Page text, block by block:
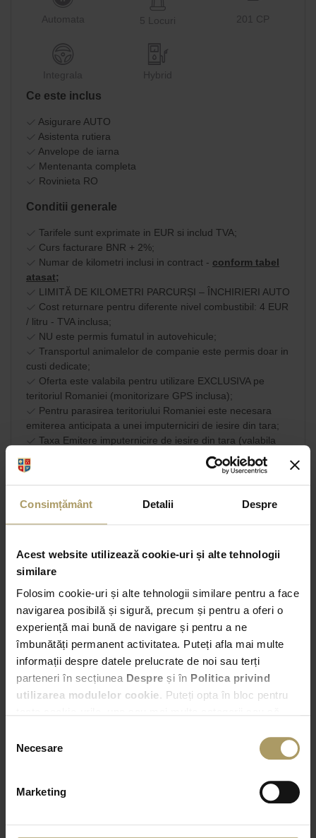
Consimțământ Detalii Despre
Acest website utilizează cookie-uri și alte tehnologii
similare
Folosim cookie-uri și alte tehnologii similare pentru a face
navigarea posibilă și sigură, precum și pentru a oferi o
experiență mai bună de navigare și pentru a ne
îmbunătăți permanent activitatea. Puteți afla mai multe
informații despre datele prelucrate de noi sau terți
parteneri în secțiunea Despre și în Politica privind
utilizarea modulelor cookie. Puteți opta în bloc pentru
corespunzător. Fac excepție cookie-urile necesare, care
sunt activate automat, conform legislației în vigoare.
consimțământului
Necesare
Marketing
Automata 5 Locuri 201 CP
Integrala Hybrid
Ce este inclus
Asigurare AUTO
Asistenta rutiera
Anvelope de iarna
Mentenanta completa
Rovinieta RO
Conditii generale
Tarifele sunt exprimate in EUR si includ TVA;
Curs facturare BNR + 2%;
Numar de kilometri inclusi in contract - conform tabel
atasat;
LIMITĂ DE KILOMETRI PARCURȘI – ÎNCHIRIERI AUTO
Cost returnare pentru diferente nivel combustibil: 4 EUR
/ litru - TVA inclusa;
NU este permis fumatul in autovehicule;
Transportul animalelor de companie este permis doar in
custi dedicate;
Oferta este valabila pentru utilizare EXCLUSIVA pe
teritoriul Romaniei (monitorizare GPS inclusa);
Pentru parasirea teritoriului Romaniei este necesara
emiterea anticipata a unei imputerniciri de iesire din tara;
Taxa Emitere imputernicire de iesire din tara (valabila
doar pe teritoriul UE): 40 EUR - TVA inclusa.
Am citit si sunt de
acord cu
SHARE
Preluare
Bucuresti – Bd. Expozitiei nr. 2
23:00